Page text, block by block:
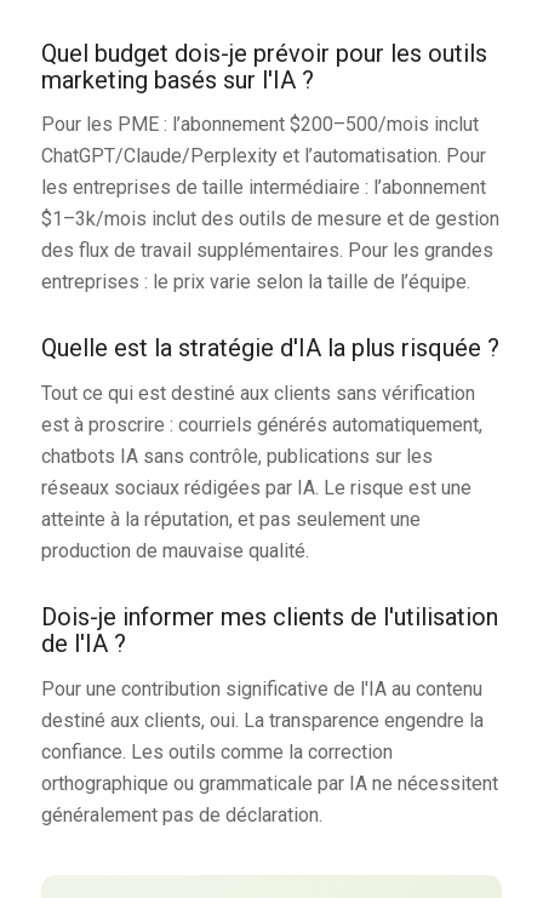
Quel budget dois-je prévoir pour les outils
marketing basés sur l'IA ?
Pour les PME : l’abonnement $200–500/mois inclut
ChatGPT/Claude/Perplexity et l’automatisation. Pour
les entreprises de taille intermédiaire : l’abonnement
$1–3k/mois inclut des outils de mesure et de gestion
des flux de travail supplémentaires. Pour les grandes
entreprises : le prix varie selon la taille de l’équipe.
Quelle est la stratégie d'IA la plus risquée ?
Tout ce qui est destiné aux clients sans vérification
est à proscrire : courriels générés automatiquement,
chatbots IA sans contrôle, publications sur les
réseaux sociaux rédigées par IA. Le risque est une
atteinte à la réputation, et pas seulement une
production de mauvaise qualité.
Dois-je informer mes clients de l'utilisation
de l'IA ?
Pour une contribution significative de l'IA au contenu
destiné aux clients, oui. La transparence engendre la
confiance. Les outils comme la correction
orthographique ou grammaticale par IA ne nécessitent
généralement pas de déclaration.